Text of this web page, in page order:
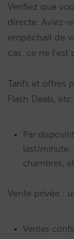
Vérifiez que
directe. Aviez-
empêchait de
cas, ce ne
Tarifs et offres
Flash Deals, etc.
Par
last/minute,
chambres,
Vente privée :
Ventes